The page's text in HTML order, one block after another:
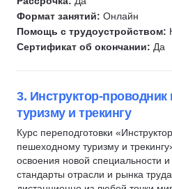
Формат занятий: Онлайн
Помощь с трудоустройством:
Сертификат об окончании: Да
3. Инструктор-
туризму и трекингу
Курс переподготовки
пешеходному туризму и
освоения новой специальности
стандарты отрасли и рынка